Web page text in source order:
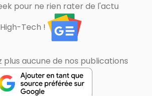
pour ne rien rater de l'actu
High-Tech !
plus aucune de nos publications